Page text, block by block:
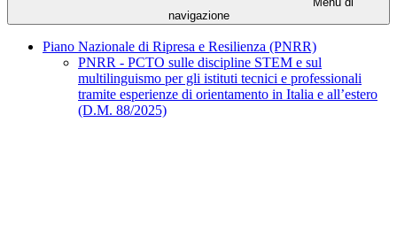
navigazione
Piano Nazionale di Ripresa e Resilienza (PNRR)
PNRR - PCTO sulle discipline STEM e sul
multilinguismo per gli istituti tecnici e professionali
tramite esperienze di orientamento in Italia e all’estero
(D.M. 88/2025)